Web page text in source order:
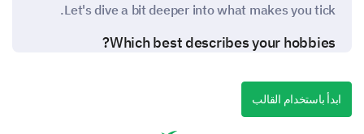
Let's dive a bit deeper into what makes you tick.
Which best describes your hobbies?
Reading
ابدأ باستخدام القالب